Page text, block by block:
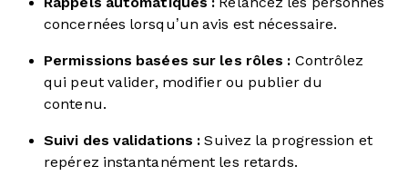
concernées lorsqu’un avis est nécessaire.
Permissions basées sur les rôles : Contrôlez
qui peut valider, modifier ou publier du
contenu.
Suivi des validations : Suivez la progression et
repérez instantanément les retards.